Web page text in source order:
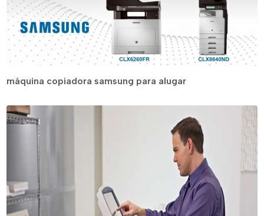
máquina copiadora samsung para alugar